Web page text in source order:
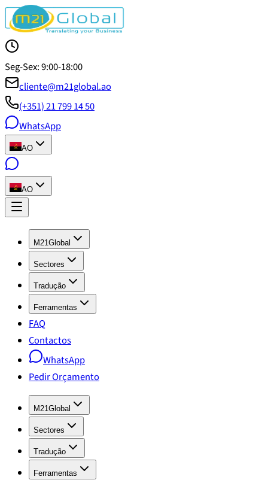
Seg-Sex: 9:00-18:00
cliente@m21global.ao
(+351) 21 799 14 50
WhatsApp
AO
AO
M21Global
Sectores
Tradução
Ferramentas
FAQ
Contactos
WhatsApp
Pedir Orçamento
M21Global
Sectores
Tradução
Ferramentas